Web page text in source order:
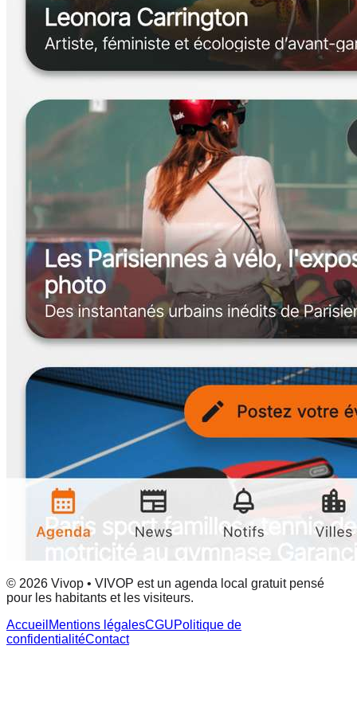
© 2026 Vivop • VIVOP est un agenda local gratuit pensé
pour les habitants et les visiteurs.
Accueil Mentions légalesCGUPolitique de
confidentialitéContact